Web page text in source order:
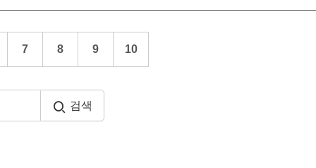
7 8 9 10
검색